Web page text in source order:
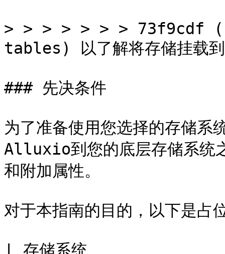
> > > > > > > 73f9cdf
tables) 以了解将存储挂载
### 先决条件
为了准备使用您选择的存储
Alluxio到您的底层存储系统
和附加属性。
对于本指南的目的，以下是占
| 存储系统